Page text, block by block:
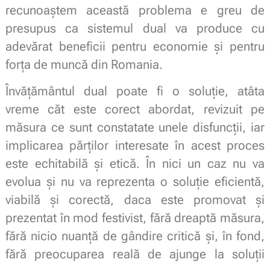
recunoaștem această problema e greu de
presupus ca sistemul dual va produce cu
adevărat beneficii pentru economie şi pentru
forța de muncă din Romania.
Învățământul dual poate fi o soluție, atâta
vreme căt este corect abordat, revizuit pe
măsura ce sunt constatate unele disfuncții, iar
implicarea părților interesate în acest proces
este echitabilă şi etică. În nici un caz nu va
evolua şi nu va reprezenta o soluție eficientă,
viabilă şi corectă, daca este promovat şi
prezentat în mod festivist, fără dreaptă măsura,
fără nicio nuanță de gândire critică şi, în fond,
fără preocuparea reală de ajunge la soluții